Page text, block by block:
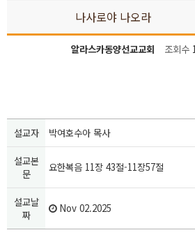
나사로야 나오라
알라스카동양선교교회 조회수
설교자 박여호수아 목사
설교본
문
요한복음 11장 43절-11장57절
설교날
짜
Nov 02.2025